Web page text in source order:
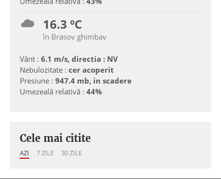
16.3 ºC
în Brasov ghimbav
Vânt : 6.1 m/s, directia : NV
Nebulozitate : cer acoperit
Presiune : 947.4 mb, in scadere
Umezeală relativă : 44%
Cele mai citite
AZI 7 ZILE 30 ZILE